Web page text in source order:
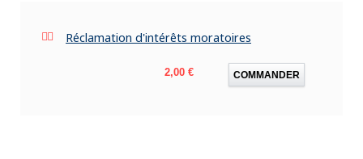
Réclamation d'intérêts moratoires
Prix
2,00 € COMMANDER